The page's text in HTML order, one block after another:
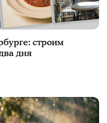
строим
дня